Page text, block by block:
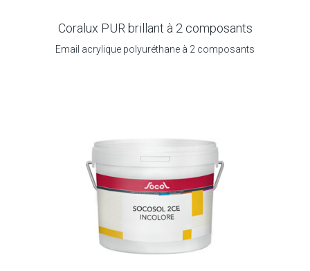
Coralux PUR brillant à 2 composants
Email acrylique polyuréthane à 2 composants